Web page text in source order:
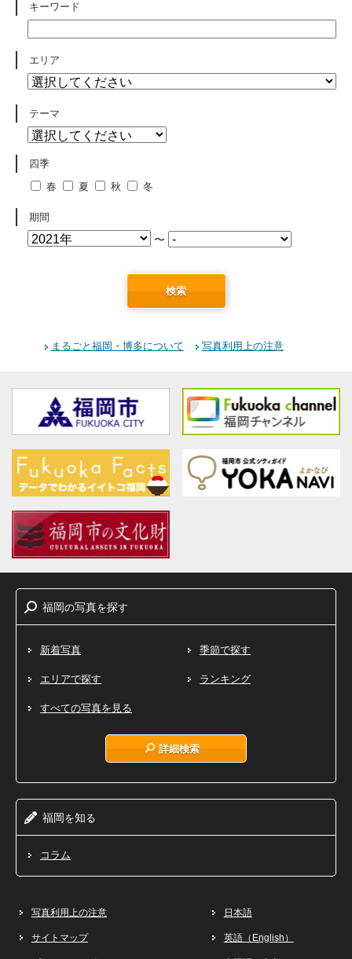
キーワード
エリア
テーマ
四季
春
夏 秋 冬
期間
〜
検索
まるごと福岡・博多について 写真利用上の注意
福岡の写真を探す
新着写真 季節で探す
エリアで探す ランキング
すべての写真を見る
詳細検索
福岡を知る
コラム
写真利用上の注意
サイトマップ
日本語
英語（English）